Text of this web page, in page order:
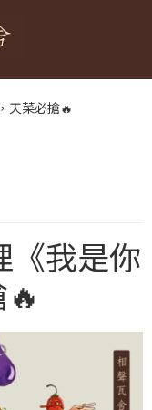
天菜必搶🔥
《我是你